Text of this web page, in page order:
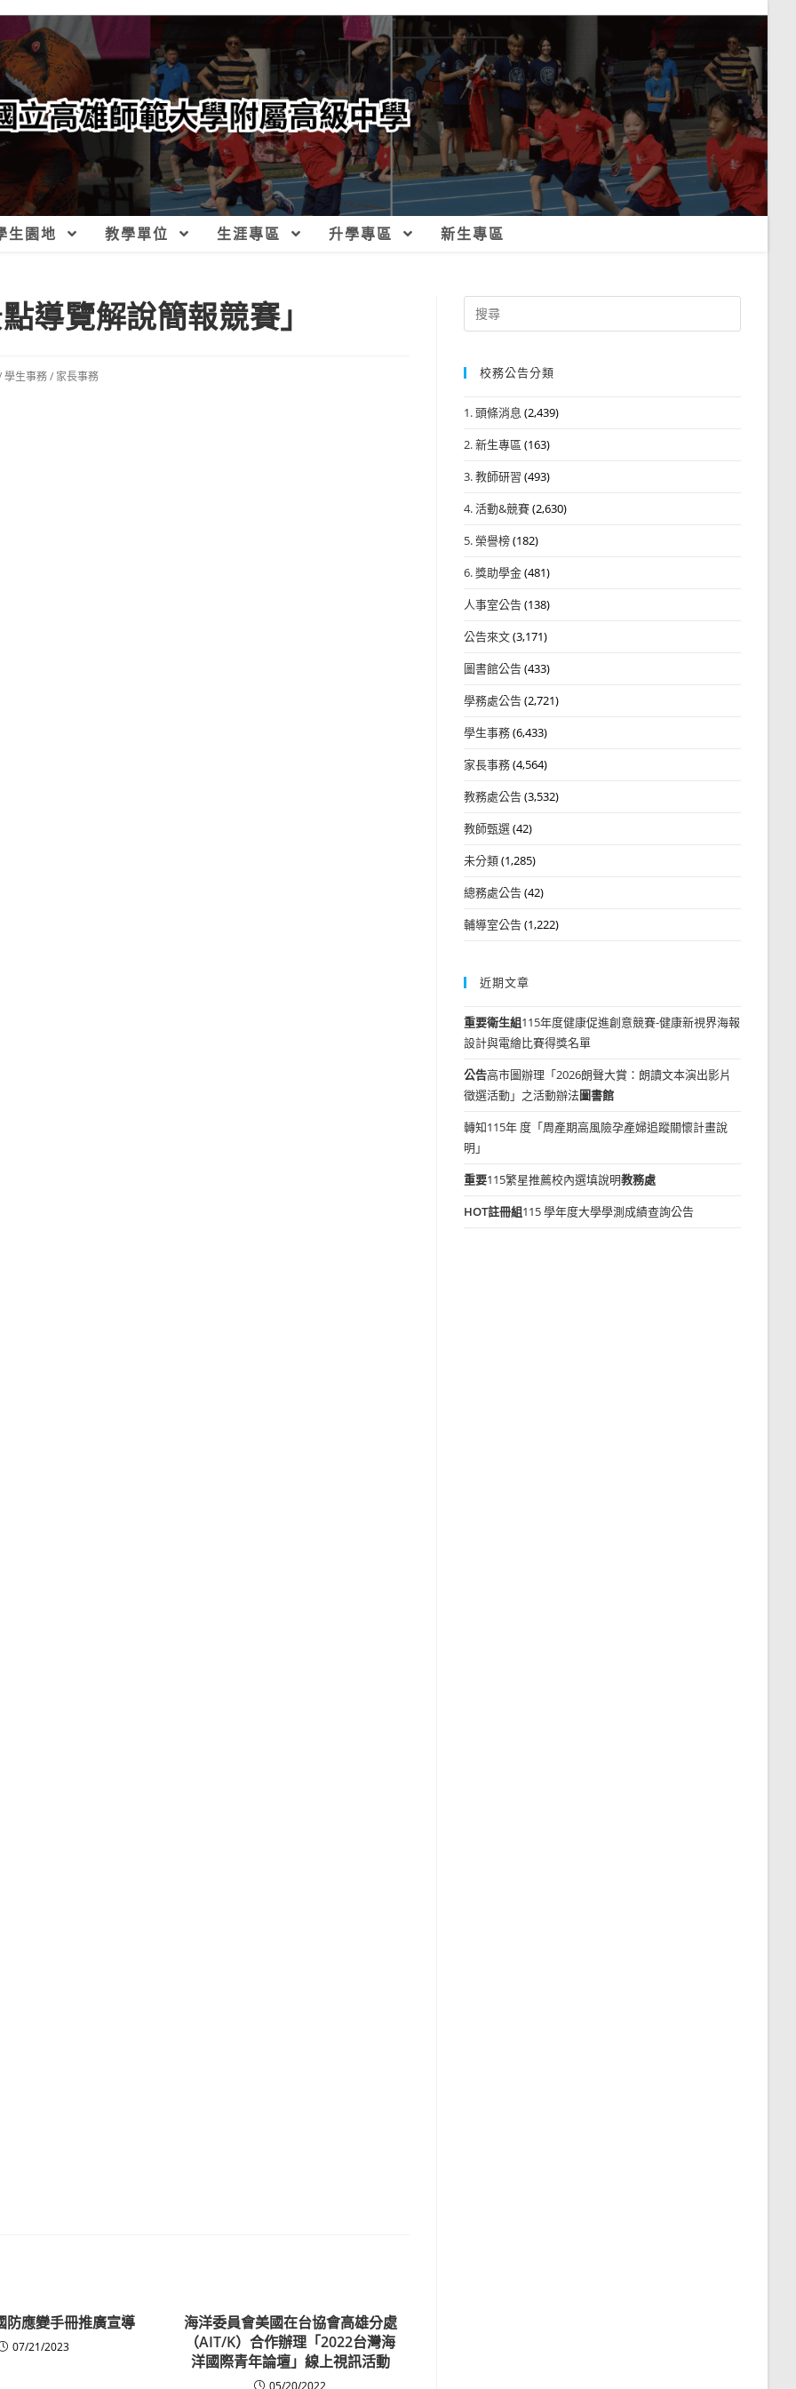
生園地 教學單位 生涯專區 升學專區 新生專區
導覽解說簡報競賽」
學生事務/ 家長事務
防應變手冊推廣宣導
07/21/2023
海洋委員會美國在台協會高雄分處
（AIT/K）合作辦理「2022台灣海
洋國際青年論壇」線上視訊活動
05/20/2022
Search
for:
校務公告分類
1. 頭條消息 (2,439)
2. 新生專區 (163)
3. 教師研習 (493)
4. 活動&競賽(2,630)
5. 榮譽榜(182)
6. 獎助學金(481)
人事室公告(138)
公告來文(3,171)
圖書館公告(433)
學務處公告(2,721)
學生事務(6,433)
家長事務(4,564)
教務處公告(3,532)
教師甄選(42)
未分類(1,285)
總務處公告(42)
輔導室公告(1,222)
近期文章
重要衛生組115年度健康促進創意競賽-健康新視界海報
設計與電繪比賽得獎名單
公告高市圖辦理「2026朗聲大賞：朗讀文本演出影片
徵選活動」之活動辦法圖書館
轉知115年 度「周產期高風險孕產婦追蹤關懷計畫說
明」
重要115繁星推薦校內選填說明教務處
HOT註冊組115 學年度大學學測成績查詢公告